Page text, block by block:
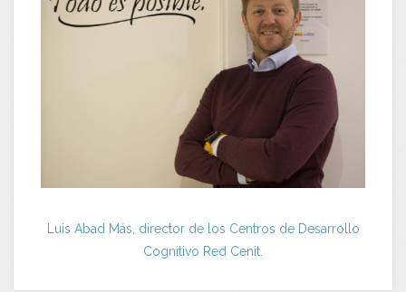
Luis Abad Más, director de los Centros de Desarrollo
Cognitivo Red Cenit.